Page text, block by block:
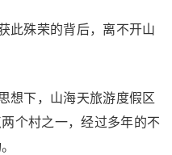
此殊荣的背后，离不开山
想下，山海天旅游度假区
个村之一，经过多年的不